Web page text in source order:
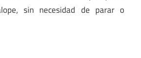
sin necesidad de parar o